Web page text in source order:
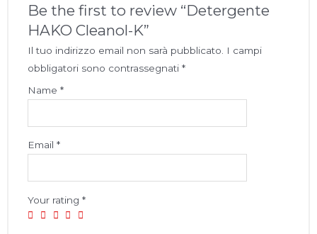
Be the first to review “Detergente
HAKO Cleanol-K”
Il tuo indirizzo email non sarà pubblicato.
I campi
obbligatori sono contrassegnati*
Name*
Email*
Your rating*